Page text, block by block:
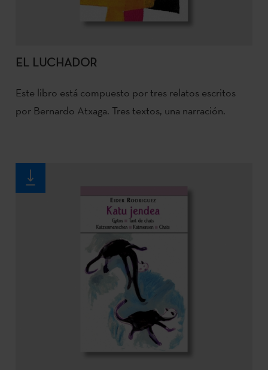
EL LUCHADOR
Este libro está compuesto por tres relatos escritos
por Bernardo Atxaga. Tres textos, una narración.